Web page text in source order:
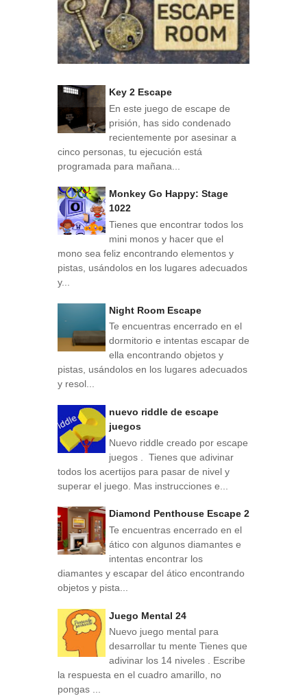
Key 2 Escape
En este juego de escape de
prisión, has sido condenado
recientemente por asesinar a
cinco personas, tu ejecución está
programada para mañana...
Monkey Go Happy: Stage
1022
Tienes que encontrar todos los
mini monos y hacer que el
mono sea feliz encontrando elementos y
pistas, usándolos en los lugares adecuados
y...
Night Room Escape
Te encuentras encerrado en el
dormitorio e intentas escapar de
ella encontrando objetos y
pistas, usándolos en los lugares adecuados
y resol...
nuevo riddle de escape
juegos
Nuevo riddle creado por escape
juegos . Tienes que adivinar
todos los acertijos para pasar de nivel y
superar el juego. Mas instrucciones e...
Diamond Penthouse Escape 2
Te encuentras encerrado en el
ático con algunos diamantes e
intentas encontrar los
diamantes y escapar del ático encontrando
objetos y pista...
Juego Mental 24
Nuevo juego mental para
desarrollar tu mente Tienes que
adivinar los 14 niveles . Escribe
la respuesta en el cuadro amarillo, no
pongas ...